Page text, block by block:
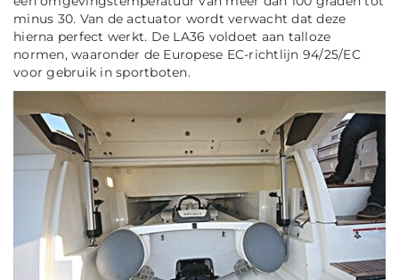
minus 30. Van de actuator wordt verwacht dat deze
hierna perfect werkt. De LA36 voldoet aan talloze
normen, waaronder de Europese EC-richtlijn 94/25/EC
voor gebruik in sportboten.